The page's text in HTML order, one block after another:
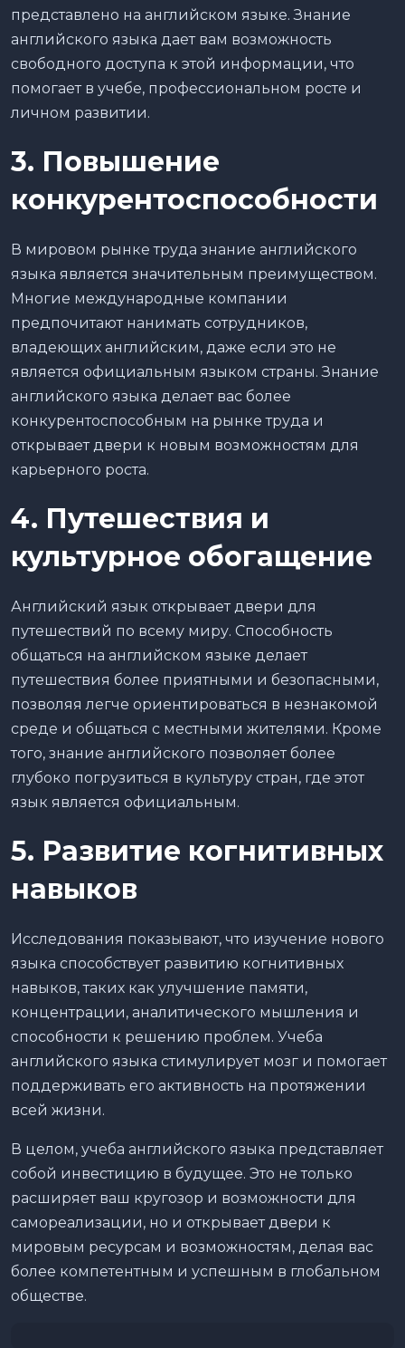
представлено на английском языке. Знание
английского языка дает вам возможность
свободного доступа к этой информации, что
помогает в учебе, профессиональном росте и
личном развитии.
3. Повышение
конкурентоспособности
В мировом рынке труда знание английского
языка является значительным преимуществом.
Многие международные компании
предпочитают нанимать сотрудников,
владеющих английским, даже если это не
является официальным языком страны. Знание
английского языка делает вас более
конкурентоспособным на рынке труда и
открывает двери к новым возможностям для
карьерного роста.
4. Путешествия и
культурное обогащение
Английский язык открывает двери для
путешествий по всему миру. Способность
общаться на английском языке делает
путешествия более приятными и безопасными,
позволяя легче ориентироваться в незнакомой
среде и общаться с местными жителями. Кроме
того, знание английского позволяет более
глубоко погрузиться в культуру стран, где этот
язык является официальным.
5. Развитие когнитивных
навыков
Исследования показывают, что изучение нового
языка способствует развитию когнитивных
навыков, таких как улучшение памяти,
концентрации, аналитического мышления и
способности к решению проблем. Учеба
английского языка стимулирует мозг и помогает
поддерживать его активность на протяжении
всей жизни.
В целом, учеба английского языка представляет
собой инвестицию в будущее. Это не только
расширяет ваш кругозор и возможности для
самореализации, но и открывает двери к
мировым ресурсам и возможностям, делая вас
более компетентным и успешным в глобальном
обществе.